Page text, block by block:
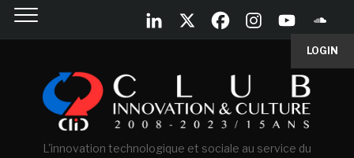
LOGIN
L'innovation technologique et sociale au service du